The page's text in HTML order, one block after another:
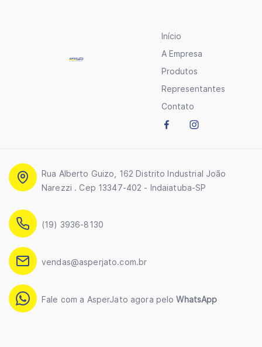
Início
A Empresa
Produtos
Representantes
Contato
Rua Alberto Guizo, 162 Distrito Industrial João
Narezzi . Cep 13347-402 - Indaiatuba-SP
(19) 3936-8130
vendas@asperjato.com.br
Fale com a AsperJato agora peloWhatsApp